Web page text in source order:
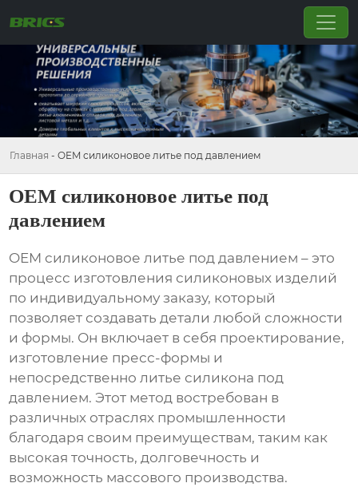
Главная - OEM силиконовое литье под давлением
OEM силиконовое литье под
давлением
OEM силиконовое литье под давлением – это
процесс изготовления силиконовых изделий
по индивидуальному заказу, который
позволяет создавать детали любой сложности
и формы. Он включает в себя проектирование,
изготовление пресс-формы и
непосредственно литье силикона под
давлением. Этот метод востребован в
различных отраслях промышленности
благодаря своим преимуществам, таким как
высокая точность, долговечность и
возможность массового производства.